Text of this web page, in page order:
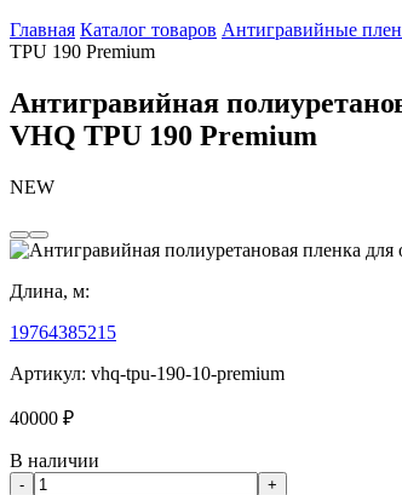
Главная Каталог товаров Антигравийные
TPU 190 Premium
Антигравийная
VHQ TPU 190 Premium
NEW
Длина, м:
19764385215
Артикул: vhq-tpu-190-10-premium
40000 ₽
В наличии
-
+